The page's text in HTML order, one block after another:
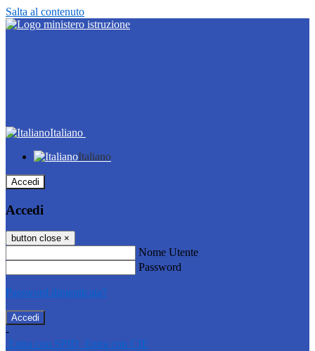
Salta al contenuto
Italiano
Italiano
Accedi
Accedi
button close ×
Nome Utente
Password
Password dimenticata?
-
Entra con SPID Entra con CIE